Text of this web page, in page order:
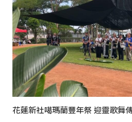
花蓮新社噶瑪蘭豐年祭 迎靈歌舞